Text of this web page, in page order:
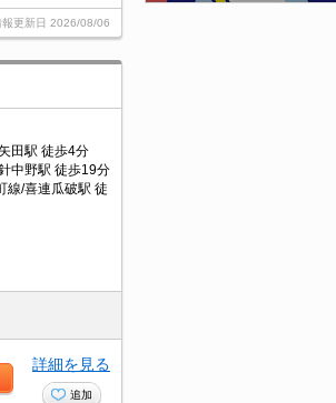
報更新日 2026/08/06
田駅 徒歩4分
中野駅 徒歩19分
線/喜連瓜破駅 徒
詳細を見る
追加